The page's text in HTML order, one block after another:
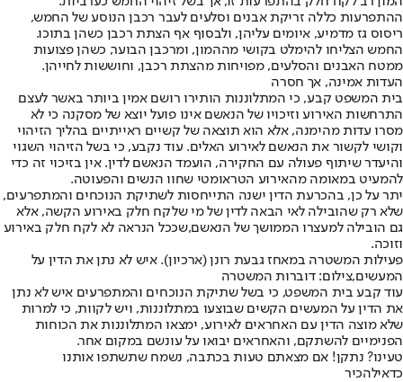
ההתפרעות כללה זריקת אבנים וסלעים לעבר רכבן הנוסע של החמש,
ריסוס גז מדמיע, איומים עליהן, ולבסוף אף הצתת רכבן כשהן בתוכו.
החמש הצליחו להימלט בקושי מההמון, ומרכבן הבוער, כשהן פצועות
ממטח האבנים והסלעים, מפויחות מהצתת רכבן, וחוששות לחייהן.
העדות אמינה, אך חסרה
בית המשפט קבע, כי המתלוננות הותירו רושם אמין ביותר באשר לעצם
התרחשות האירוע וזיכויו של הנאשם אינו פועל יוצא של מסקנה כי לא
מסרו עדות מהימנה, אלא הוא תוצאה של קשיים ראייתיים בהליך הזיהוי
וקושי לקשור את הנאשם לאירוע האלים. עוד נקבע, כי בשל הזיהוי השגוי
והיעדר שיתוף פעולה עם החקירה, הועמד הנאשם לדין. אין בזיכוי זה כדי
להמעיט במאומה מהאירוע הטראומטי שחוו הנשים והפעוטה.
יתר על כן, בהכרעת הדין ישנה התייחסות לשתיקת הנוכחים והמתפרעים,
שלא רק שהובילה לאי הבאה לדין של מי שלקח חלק באירוע הקשה, אלא
גם הובילה למעצרו הממושך של הנאשם,שככל הנראה לא לקח חלק באירוע
וזוכה.
פעילות המשטרה במאחז גבעת רונן (ארכיון). איש לא נתן את הדין על
המעשים,צילום: דוברות המשטרה
עוד קבע בית המשפט, כי בשל שתיקת הנוכחים והמתפרעים איש לא נתן
את הדין על המעשים הקשים שבוצעו במתלוננות, ויש לקוות, כי למרות
שלא מוצה הדין עם האחראים לאירוע, ימצאו המתלוננות את הכוחות
הפנימיים להשתקם, והאחראים יבואו על עונשם במקום אחר.
טעינו? נתקן! אם מצאתם טעות בכתבה, נשמח שתשתפו אותנו
כדאילהכיר